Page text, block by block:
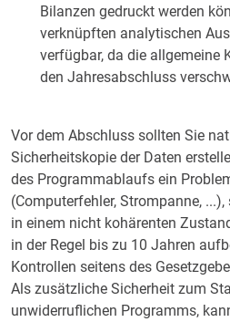
Bilanzen gedruckt werden
verknüpften analytischen
verfügbar, da die allgemeine
den Jahresabschluss
Vor dem Abschluss sollten Sie
Sicherheitskopie der Daten
des Programmablaufs ein
(Computerfehler, Strompanne,
in einem nicht kohärenten
in der Regel bis zu 10 Jahren
Kontrollen seitens des
Als zusätzliche Sicherheit zum
unwiderruflichen Programms,